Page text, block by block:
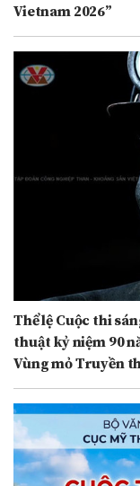
Vietnam 2026”
Thể lệ Cuộc thi
thuật kỷ niệm 90
Vùng mỏ Truyền